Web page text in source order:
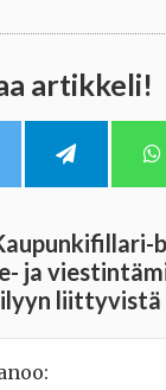
artikkeli!
ja
liittyvistä